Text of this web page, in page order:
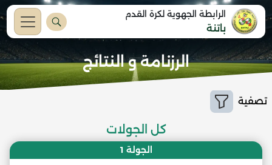
الرابطة الجهوية لكرة القدم
باتنة
الرزنامة و النتائج
تصفية
كل الجولات
الجولة 1